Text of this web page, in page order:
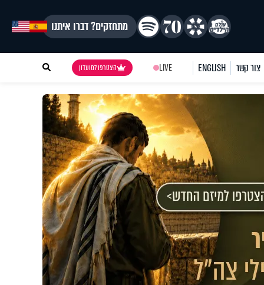
מתחזקים? דברו איתנו
צור קשר ENGLISH
LIVE הצטרפו למועדון